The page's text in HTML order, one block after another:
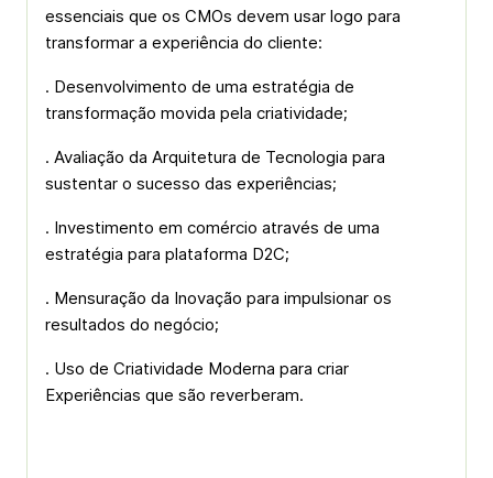
essenciais que os CMOs devem usar logo para
transformar a experiência do cliente:
. Desenvolvimento de uma estratégia de
transformação movida pela criatividade;
. Avaliação da Arquitetura de Tecnologia para
sustentar o sucesso das experiências;
. Investimento em comércio através de uma
estratégia para plataforma D2C;
. Mensuração da Inovação para impulsionar os
resultados do negócio;
. Uso de Criatividade Moderna para criar
Experiências que são reverberam.